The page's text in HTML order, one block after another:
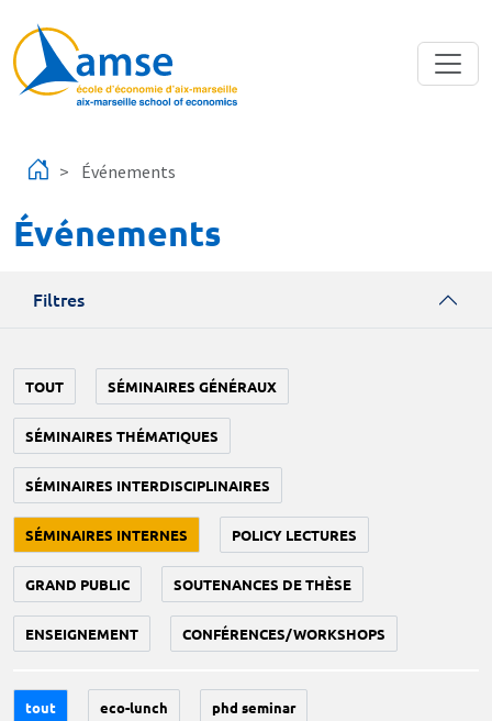
Événements
Événements
Filtres
TOUT SÉMINAIRES GÉNÉRAUX
SÉMINAIRES THÉMATIQUES
SÉMINAIRES INTERDISCIPLINAIRES
SÉMINAIRES INTERNES POLICY LECTURES
GRAND PUBLIC SOUTENANCES DE THÈSE
ENSEIGNEMENT CONFÉRENCES/WORKSHOPS
tout eco-lunch phd seminar